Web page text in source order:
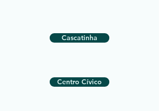
Cascatinha
Centro Cívico